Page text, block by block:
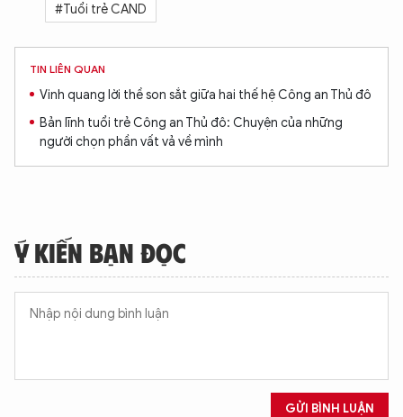
#Tuổi trẻ CAND
TIN LIÊN QUAN
Vinh quang lời thề son sắt giữa hai thế hệ Công an Thủ đô
Bản lĩnh tuổi trẻ Công an Thủ đô: Chuyện của những
người chọn phần vất vả về mình
Ý KIẾN BẠN ĐỌC
GỬI BÌNH LUẬN